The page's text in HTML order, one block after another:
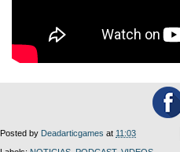
Posted by Deadarticgames at 11:03